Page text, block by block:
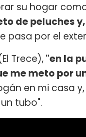
su hogar
de peluches
pasa por el
Trece), "en la
me meto por
en mi casa
tubo".